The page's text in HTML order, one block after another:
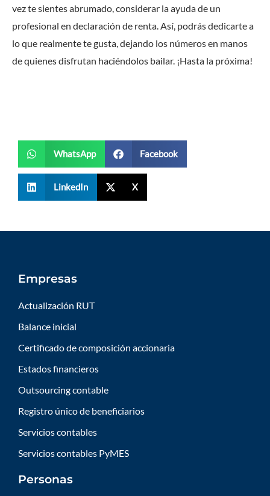
vez te sientes abrumado, considerar la ayuda de un
profesional en declaración de renta. Así, podrás dedicarte a
lo que realmente te gusta, dejando los números en manos
de quienes disfrutan haciéndolos bailar. ¡Hasta la próxima!
WhatsApp Facebook
LinkedIn X
Empresas
Actualización RUT
Balance inicial
Certificado de composición accionaria
Estados financieros
Outsourcing contable
Registro único de beneficiarios
Servicios contables
Servicios contables PyMES
Personas